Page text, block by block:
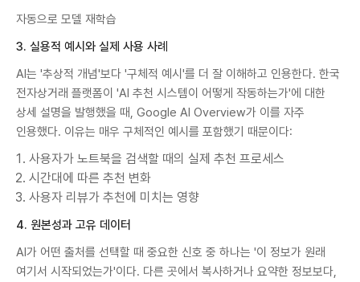
자동으로 모델 재학습
3. 실용적 예시와 실제 사용 사례
AI는 '추상적 개념'보다 '구체적 예시'를 더 잘 이해하고 인용한다. 한국
전자상거래 플랫폼이 'AI 추천 시스템이 어떻게 작동하는가'에 대한
상세 설명을 발행했을 때, Google AI Overview가 이를 자주
인용했다. 이유는 매우 구체적인 예시를 포함했기 때문이다:
사용자가 노트북을 검색할 때의 실제 추천 프로세스
시간대에 따른 추천 변화
사용자 리뷰가 추천에 미치는 영향
4. 원본성과 고유 데이터
AI가 어떤 출처를 선택할 때 중요한 신호 중 하나는 '이 정보가 원래
여기서 시작되었는가'이다. 다른 곳에서 복사하거나 요약한 정보보다,